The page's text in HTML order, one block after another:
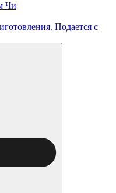
Чи
Подается с